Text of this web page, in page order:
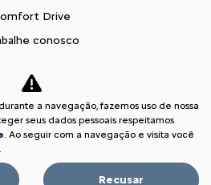
Drive
conosco
XTR
Seu bem maior é a vida.
a navegação, fazemos uso de nossa
seus dados pessoais respeitamos
. Ao seguir com a navegação e visita você
Recusar